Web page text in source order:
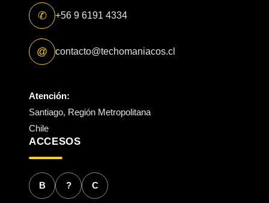
✆ +56 9 6191 4334
@ contacto@techomaniacos.cl
Atención:
Santiago, Región Metropolitana
Chile
ACCESOS
B ? C